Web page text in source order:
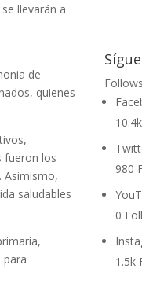
llevarán a
de
quienes
fueron los
saludables
para
Follows
10.4k
980
0
1.5k